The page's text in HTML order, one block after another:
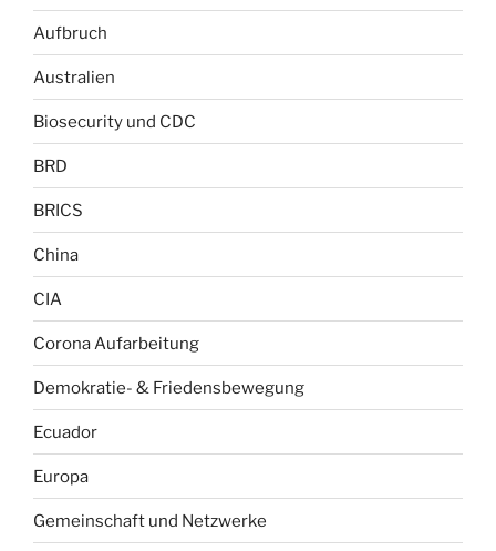
Aufbruch
Australien
Biosecurity und CDC
BRD
BRICS
China
CIA
Corona Aufarbeitung
Demokratie- & Friedensbewegung
Ecuador
Europa
Gemeinschaft und Netzwerke